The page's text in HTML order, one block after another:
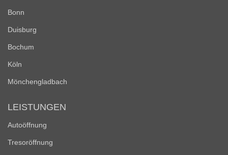
Bonn
Duisburg
Bochum
Köln
Mönchengladbach
LEISTUNGEN
Autoöffnung
Tresoröffnung